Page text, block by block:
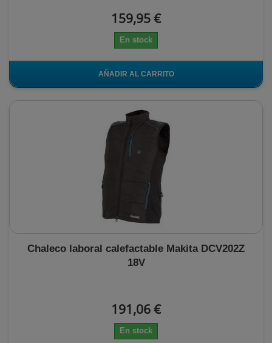
159,95 €
En stock
AÑADIR AL CARRITO
Chaleco laboral calefactable Makita DCV202Z
18V
191,06 €
En stock